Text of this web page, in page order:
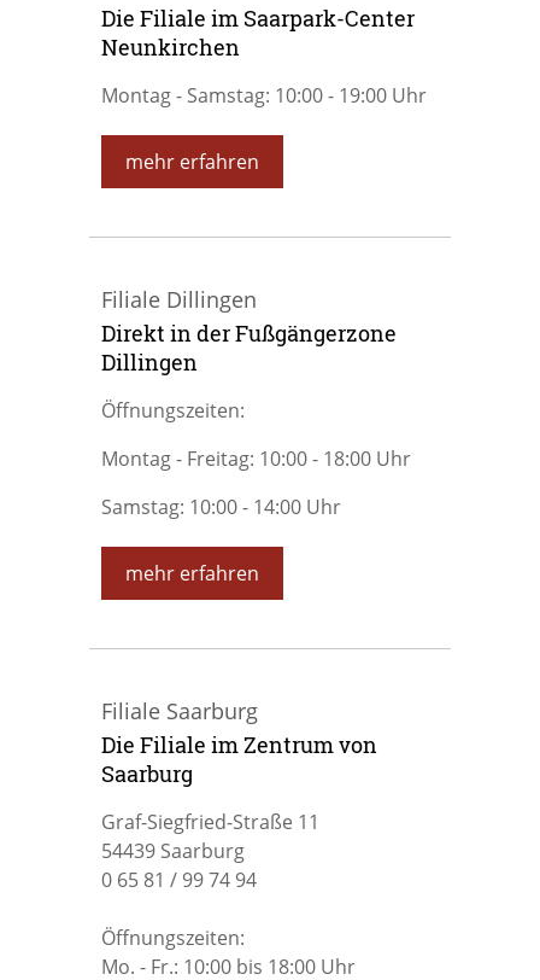
Die Filiale im Saarpark-Center
Neunkirchen
Montag - Samstag: 10:00 - 19:00 Uhr
mehr erfahren
Filiale Dillingen
Direkt in der Fußgängerzone
Dillingen
Öffnungszeiten:
Montag - Freitag: 10:00 - 18:00 Uhr
Samstag: 10:00 - 14:00 Uhr
mehr erfahren
Filiale Saarburg
Die Filiale im Zentrum von
Saarburg
Graf-Siegfried-Straße 11
54439 Saarburg
0 65 81 / 99 74 94
Öffnungszeiten:
Mo. - Fr.: 10:00 bis 18:00 Uhr